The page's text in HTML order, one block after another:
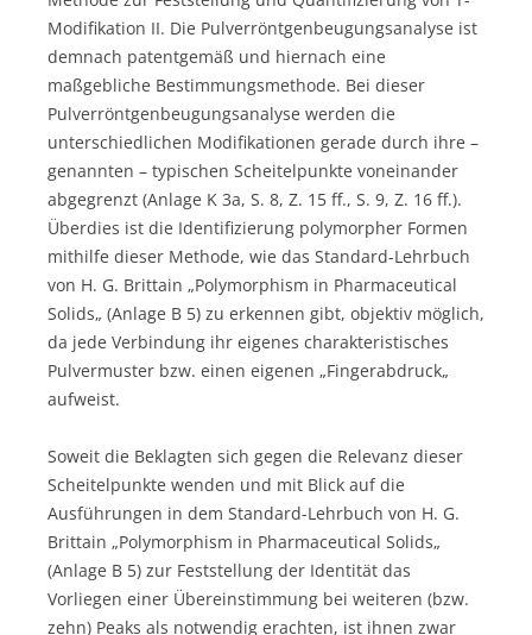
Modifikation II. Die Pulverröntgenbeugungsanalyse ist
demnach patentgemäß und hiernach eine
maßgebliche Bestimmungsmethode. Bei dieser
Pulverröntgenbeugungsanalyse werden die
unterschiedlichen Modifikationen gerade durch ihre –
genannten – typischen Scheitelpunkte voneinander
abgegrenzt (Anlage K 3a, S. 8, Z. 15 ff., S. 9, Z. 16 ff.).
Überdies ist die Identifizierung polymorpher Formen
mithilfe dieser Methode, wie das Standard-Lehrbuch
von H. G. Brittain „Polymorphism in Pharmaceutical
Solids„ (Anlage B 5) zu erkennen gibt, objektiv möglich,
da jede Verbindung ihr eigenes charakteristisches
Pulvermuster bzw. einen eigenen „Fingerabdruck„
aufweist.
Soweit die Beklagten sich gegen die Relevanz dieser
Scheitelpunkte wenden und mit Blick auf die
Ausführungen in dem Standard-Lehrbuch von H. G.
Brittain „Polymorphism in Pharmaceutical Solids„
(Anlage B 5) zur Feststellung der Identität das
Vorliegen einer Übereinstimmung bei weiteren (bzw.
zehn) Peaks als notwendig erachten, ist ihnen zwar